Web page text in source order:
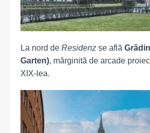
La nord de Residenz se află
Garten), mărginită de arcade
XIX-lea.